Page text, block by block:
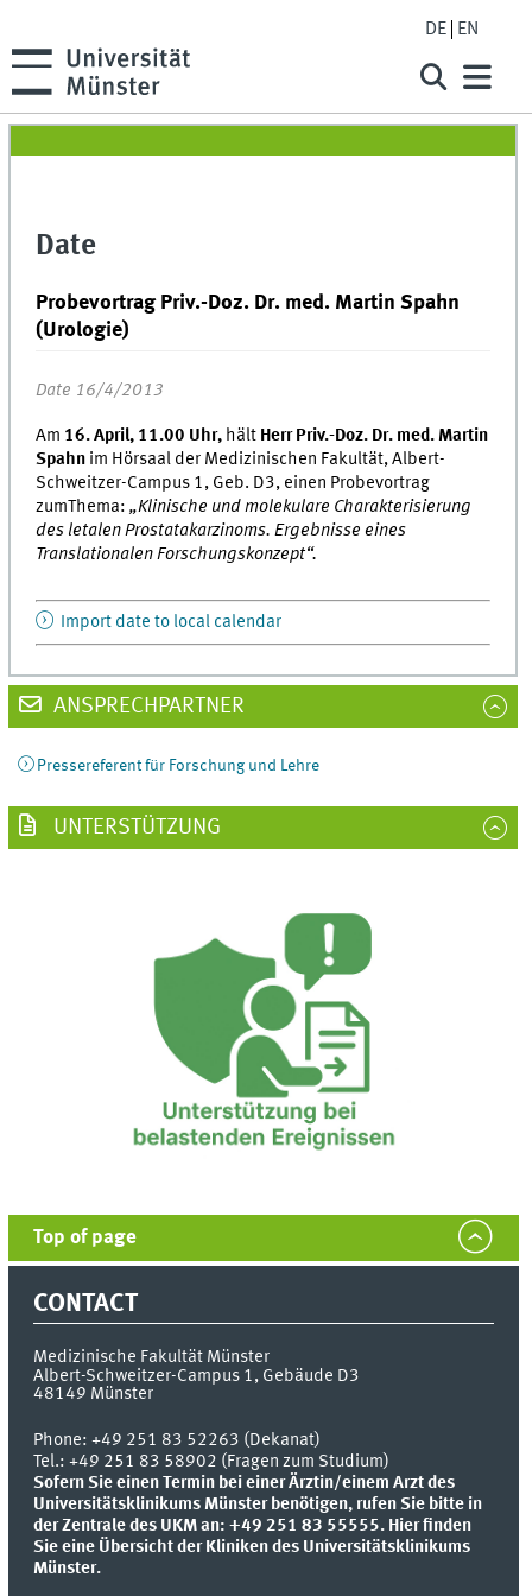
DE EN
Date
Probevortrag Priv.-Doz. Dr. med. Martin Spahn
(Urologie)
Date 16/4/2013
Am 16. April, 11.00 Uhr, hält Herr Priv.-Doz. Dr. med. Martin
Spahn im Hörsaal der Medizinischen Fakultät, Albert-
Schweitzer-Campus 1, Geb. D3, einen Probevortrag
zumThema:„Klinische und molekulare Charakterisierung
des letalen Prostatakarzinoms. Ergebnisse eines
Translationalen Forschungskonzept“.
Import date to local calendar
ANSPRECHPARTNER
Pressereferent für Forschung und Lehre
UNTERSTÜTZUNG
Top of page
CONTACT
Medizinische Fakultät Münster
Albert-Schweitzer-Campus 1, Gebäude D3
48149 Münster
Phone:+49 251 83 52263 (Dekanat)
Tel.: +49 251 83 58902 (Fragen zum Studium)
Sofern Sie einen Termin bei einer Ärztin/einem Arzt des
Universitätsklinikums Münster benötigen, rufen Sie bitte in
der Zentrale des UKM an: +49 251 83 55555. Hier finden
Sie eine Übersicht der Kliniken des Universitätsklinikums
Münster.